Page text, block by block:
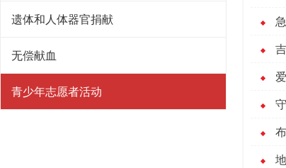
遗体和人体器官捐献
无偿献血
青少年志愿者活动